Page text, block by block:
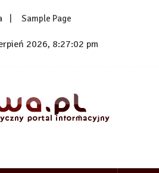
Sample Page
2026, 8:27:02 pm